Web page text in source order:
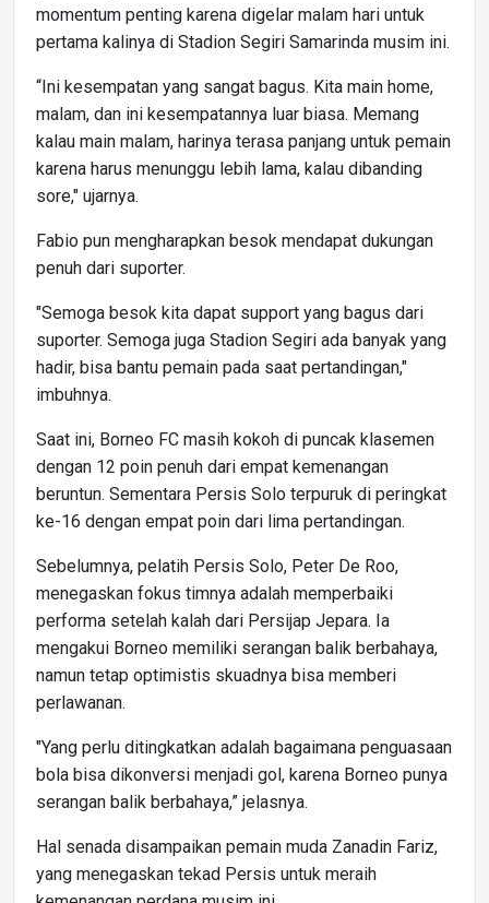
momentum penting karena digelar malam hari untuk
pertama kalinya di Stadion Segiri Samarinda musim ini.
“Ini kesempatan yang sangat bagus. Kita main home,
malam, dan ini kesempatannya luar biasa. Memang
kalau main malam, harinya terasa panjang untuk pemain
karena harus menunggu lebih lama, kalau dibanding
sore," ujarnya.
Fabio pun mengharapkan besok mendapat dukungan
penuh dari suporter.
"Semoga besok kita dapat support yang bagus dari
suporter. Semoga juga Stadion Segiri ada banyak yang
hadir, bisa bantu pemain pada saat pertandingan,"
imbuhnya.
Saat ini, Borneo FC masih kokoh di puncak klasemen
dengan 12 poin penuh dari empat kemenangan
beruntun. Sementara Persis Solo terpuruk di peringkat
ke-16 dengan empat poin dari lima pertandingan.
Sebelumnya, pelatih Persis Solo, Peter De Roo,
menegaskan fokus timnya adalah memperbaiki
performa setelah kalah dari Persijap Jepara. Ia
mengakui Borneo memiliki serangan balik berbahaya,
namun tetap optimistis skuadnya bisa memberi
perlawanan.
"Yang perlu ditingkatkan adalah bagaimana penguasaan
bola bisa dikonversi menjadi gol, karena Borneo punya
serangan balik berbahaya,” jelasnya.
Hal senada disampaikan pemain muda Zanadin Fariz,
yang menegaskan tekad Persis untuk meraih